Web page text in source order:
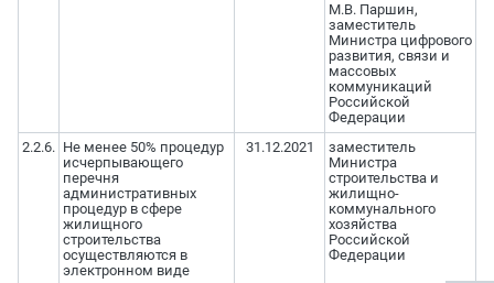
М.В. Паршин,
заместитель
Министра цифрового
развития, связи и
массовых
коммуникаций
Российской
Федерации
2.2.6. Не менее 50% процедур
исчерпывающего
перечня
административных
процедур в сфере
жилищного
строительства
осуществляются в
электронном виде
31.12.2021
заместитель
Министра
строительства и
жилищно-
коммунального
хозяйства
Российской
Федерации